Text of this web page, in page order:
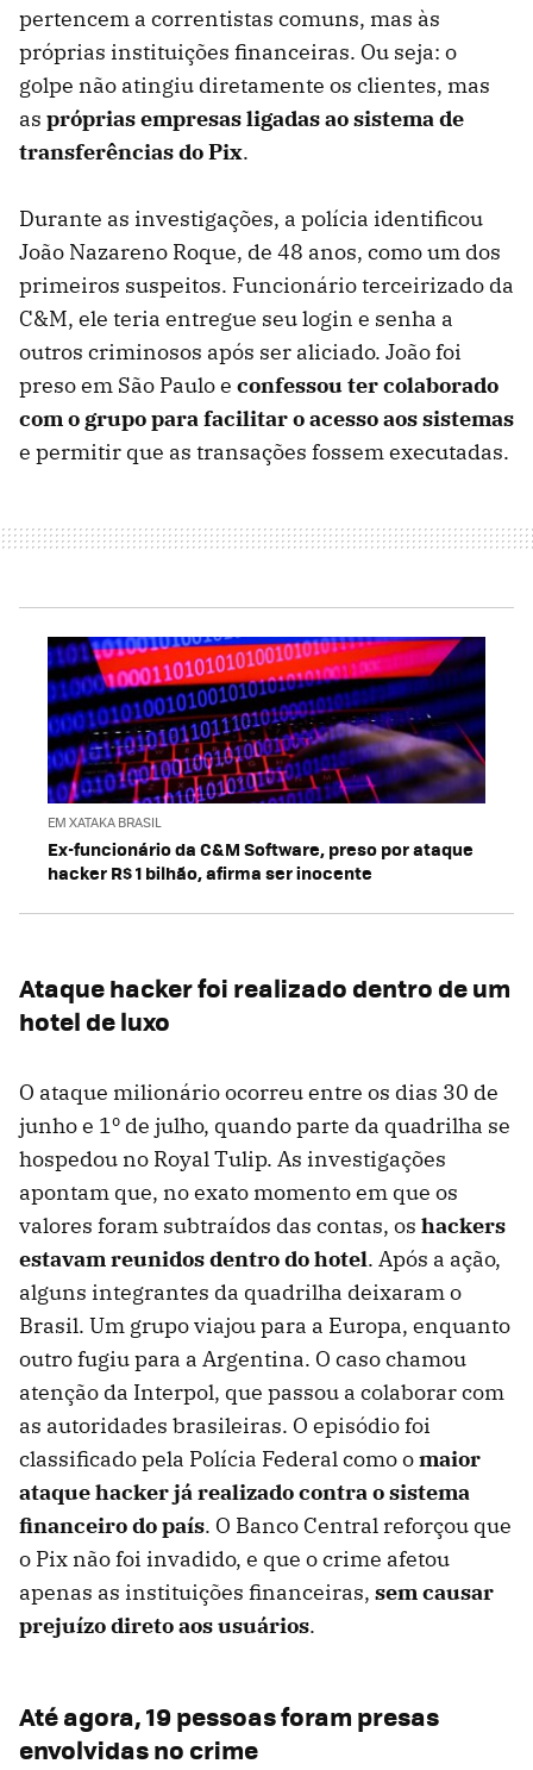
pertencem a correntistas comuns, mas às
próprias instituições financeiras. Ou seja: o
golpe não atingiu diretamente os clientes, mas
as próprias empresas ligadas ao sistema de
transferências do Pix.
Durante as investigações, a polícia identificou
João Nazareno Roque, de 48 anos, como um dos
primeiros suspeitos. Funcionário terceirizado da
C&M, ele teria entregue seu login e senha a
outros criminosos após ser aliciado. João foi
preso em São Paulo e confessou ter colaborado
com o grupo para facilitar o acesso aos sistemas
e permitir que as transações fossem executadas.
EM XATAKA BRASIL
Ex-funcionário da C&M Software, preso por ataque
hacker R$ 1 bilhão, afirma ser inocente
Ataque hacker foi realizado dentro de um
hotel de luxo
O ataque milionário ocorreu entre os dias 30 de
junho e 1º de julho, quando parte da quadrilha se
hospedou no Royal Tulip. As investigações
apontam que, no exato momento em que os
valores foram subtraídos das contas, os hackers
estavam reunidos dentro do hotel. Após a ação,
alguns integrantes da quadrilha deixaram o
Brasil. Um grupo viajou para a Europa, enquanto
outro fugiu para a Argentina. O caso chamou
atenção da Interpol, que passou a colaborar com
as autoridades brasileiras. O episódio foi
classificado pela Polícia Federal como omaior
ataque hacker já realizado contra o sistema
financeiro do país. O Banco Central reforçou que
o Pix não foi invadido, e que o crime afetou
apenas as instituições financeiras, sem causar
prejuízo direto aos usuários.
Até agora, 19 pessoas foram presas
envolvidas no crime